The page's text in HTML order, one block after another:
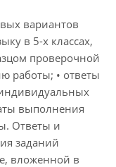
вариантов
в 5-х классах,
проверочной
работы; • ответы
выполнения
Ответы и
заданий
вложенной в